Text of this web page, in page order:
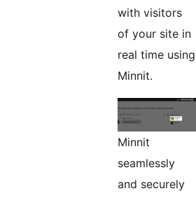
with visitors
of your site in
real time using
Minnit.
Minnit
seamlessly
and securely